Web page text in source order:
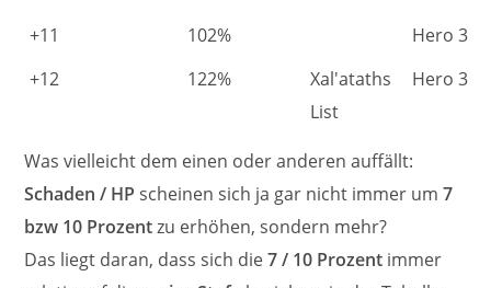
+11 102%
Hero 3
+12
122%
Xal'ataths
List
Hero 3
Was vielleicht dem einen oder anderen auffällt:
Schaden / HP scheinen sich ja gar nicht immer um7
bzw 10 Prozentzu erhöhen, sondern mehr?
Das liegt daran, dass sich die7 / 10 Prozent immer